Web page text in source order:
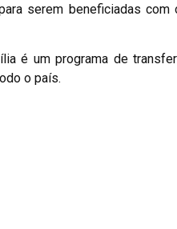
serem beneficiadas
é um programa de
o país.